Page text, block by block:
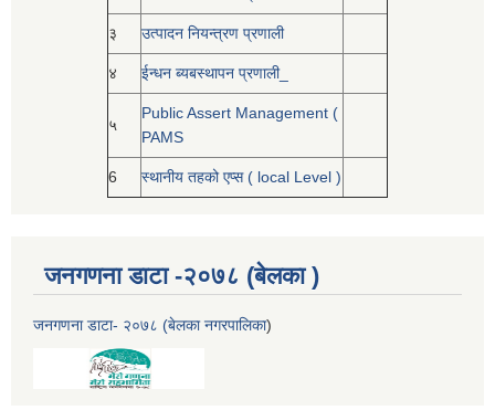
३ उत्पादन नियन्त्रण प्रणाली
४ ईन्धन ब्यबस्थापन प्रणाली_
५
Public Assert Management (
PAMS
6 स्थानीय तहको एप्स ( local Level )
जनगणना डाटा -२०७८ (बेलका )
जनगणना डाटा- २०७८ (बेलका नगरपालिका)